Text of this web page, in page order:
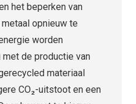
het beperken van
opnieuw te
worden
de productie van
materiaal
CO₂-uitstoot en een